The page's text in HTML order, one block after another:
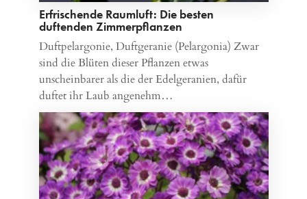
Erfrischende Raumluft: Die besten
duftenden Zimmerpflanzen
Duftpelargonie, Duftgeranie (Pelargonia) Zwar
sind die Blüten dieser Pflanzen etwas
unscheinbarer als die der Edelgeranien, dafür
duftet ihr Laub angenehm…